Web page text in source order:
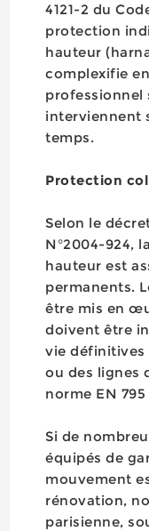
4121-2 du
protection
hauteur
complexifie
professionnel
interviennent
temps.
Protection
Selon le
N°2004-924,
hauteur est
permanents.
être mis en
doivent être
vie définitives
ou des lignes
norme EN 795
Si de
équipés de
mouvement
rénovation,
parisienne,